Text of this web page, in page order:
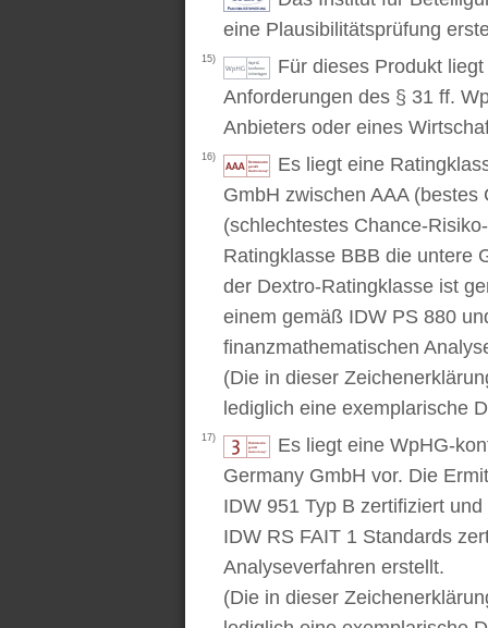
eine Plausibilitätsprüfung
15)
Für dieses Produkt
Anforderungen des § 31 ff.
Anbieters oder eines
16)
Es liegt eine
GmbH zwischen AAA
(schlechtestes Chance-
Ratingklasse BBB die untere
der Dextro-Ratingklasse ist
einem gemäß IDW PS 880
finanzmathematischen
(Die in dieser
lediglich eine exemplarische
17)
Es liegt eine WpHG-
Germany GmbH vor. Die
IDW 951 Typ B zertifiziert
IDW RS FAIT 1 Standards
Analyseverfahren erstellt.
(Die in dieser